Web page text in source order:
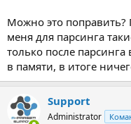
Можно это поправить?
меня для парсинга
только после
в памяти, в итоге
Support
Administrator